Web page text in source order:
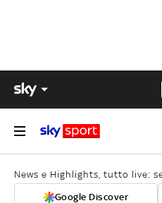
News e Highlights, tutto live:
Google Discover